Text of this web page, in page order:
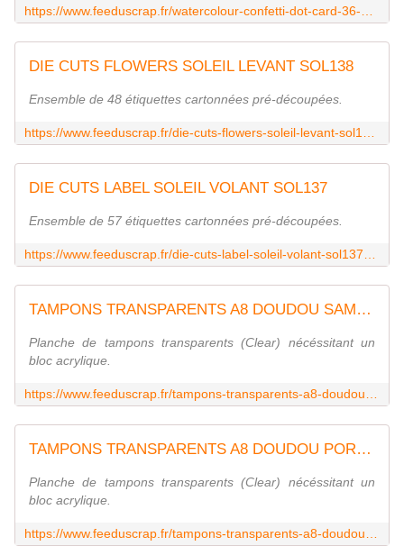
DIE CUTS FLOWERS SOLEIL LEVANT SOL138
Ensemble de 48 étiquettes cartonnées pré-découpées.
DIE CUTS LABEL SOLEIL VOLANT SOL137
Ensemble de 57 étiquettes cartonnées pré-découpées.
TAMPONS TRANSPARENTS A8 DOUDOU SAMOURAI SOL108
Planche de tampons transparents (Clear) nécéssitant un
bloc acrylique.
TAMPONS TRANSPARENTS A8 DOUDOU PORTE-BONHEUR SOL110
Planche de tampons transparents (Clear) nécéssitant un
bloc acrylique.